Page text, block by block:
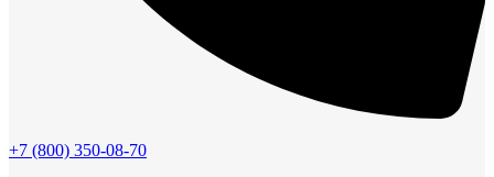
+7 (800) 350-08-70